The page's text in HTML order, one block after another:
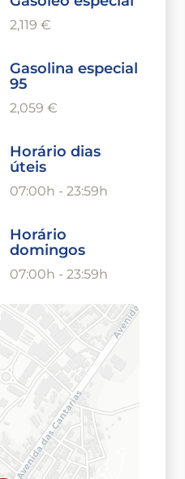
2,119 €
Gasolina especial
95
2,059 €
Horário dias
úteis
07:00h - 23:59h
Horário
domingos
07:00h - 23:59h